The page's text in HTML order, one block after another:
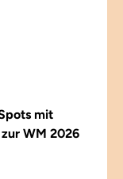
mit
WM 2026